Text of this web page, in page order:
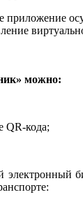
можно:
QR-кода;